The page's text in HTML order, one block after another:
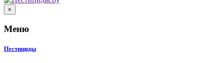
×
Меню
Пестициды